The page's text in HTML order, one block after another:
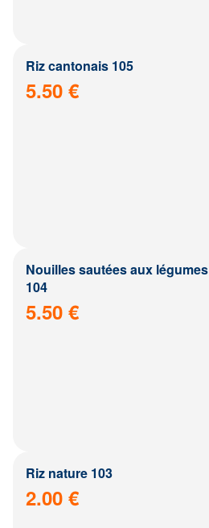
Riz cantonais 105
5.50 €
Nouilles sautées aux légumes
104
5.50 €
Riz nature 103
2.00 €